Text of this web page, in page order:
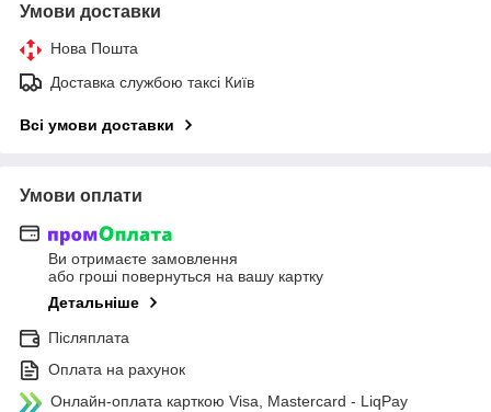
Умови доставки
Нова Пошта
Доставка службою таксі Київ
Всі умови доставки
Умови оплати
Ви отримаєте замовлення
або гроші повернуться на вашу картку
Детальніше
Післяплата
Оплата на рахунок
Онлайн-оплата карткою Visa, Mastercard - LiqPay